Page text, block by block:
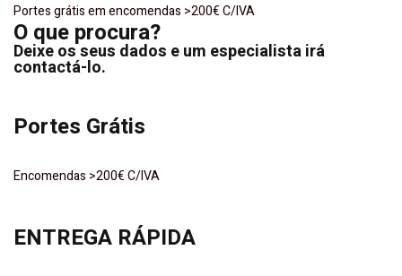
Portes grátis em encomendas >200€ C/IVA
O que procura?
Deixe os seus dados e um especialista irá
contactá-lo.
Portes Grátis
Encomendas >200€ C/IVA
ENTREGA RÁPIDA